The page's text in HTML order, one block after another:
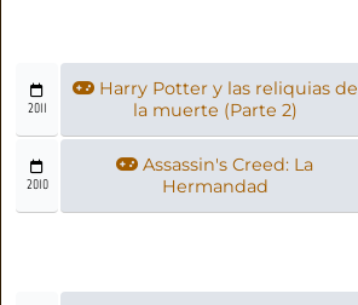
2011
Harry Potter y las reliquias de
la muerte (Parte 2)
2010
Assassin's Creed: La
Hermandad